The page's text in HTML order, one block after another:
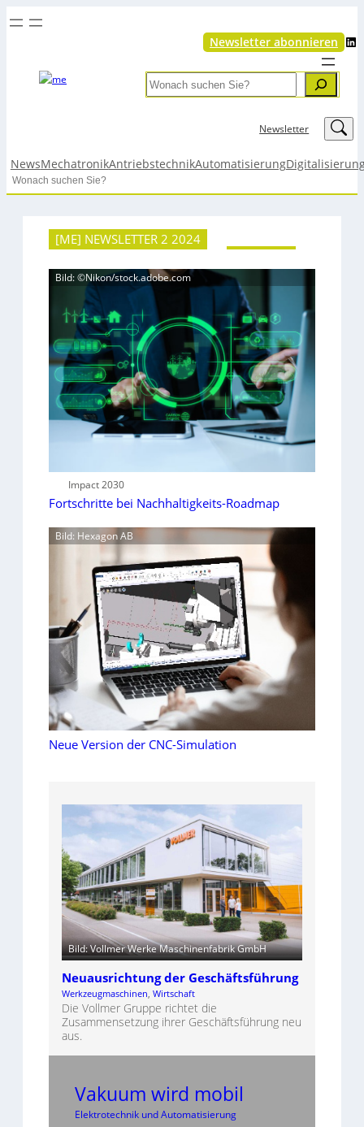
Newsletter abonnieren LinkedIn
Search
Newsletter LinkedIn
NewsMechatronikAntriebstechnikAutomatisierung
Search
[ME] NEWSLETTER 2 2024
Bild: ©Nikon/stock.adobe.com
Impact 2030
Fortschritte bei Nachhaltigkeits-Roadmap
Bild: Hexagon AB
Neue Version der CNC-Simulation
Bild: Vollmer Werke Maschinenfabrik GmbH
Neuausrichtung der Geschäftsführung
Werkzeugmaschinen Wirtschaft
Die Vollmer Gruppe richtet die
Zusammensetzung ihrer Geschäftsführung neu
aus.
Vakuum wird mobil
Elektrotechnik und Automatisierung